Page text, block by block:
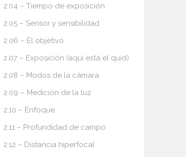
2.04 – Tiempo de exposición
2.05 – Sensor y sensibilidad
2.06 – El objetivo
2.07 – Exposición (aquí está el quid)
2.08 – Modos de la cámara
2.09 – Medición de la luz
2.10 – Enfoque
2.11 – Profundidad de campo
2.12 – Distancia hiperfocal